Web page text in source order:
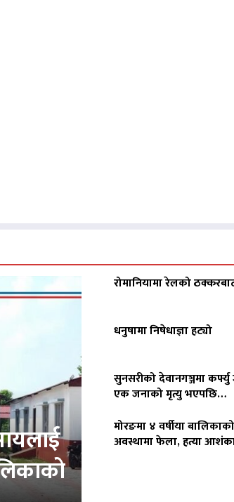
रोमानियामा रेलको
धनुषामा निषेधाज्ञा हट्यो
सुनसरीको देवानगञ्जमा
एक जनाको मृत्यु भएपछि…
मोरङमा ४ वर्षीया
अवस्थामा फेला, हत्या